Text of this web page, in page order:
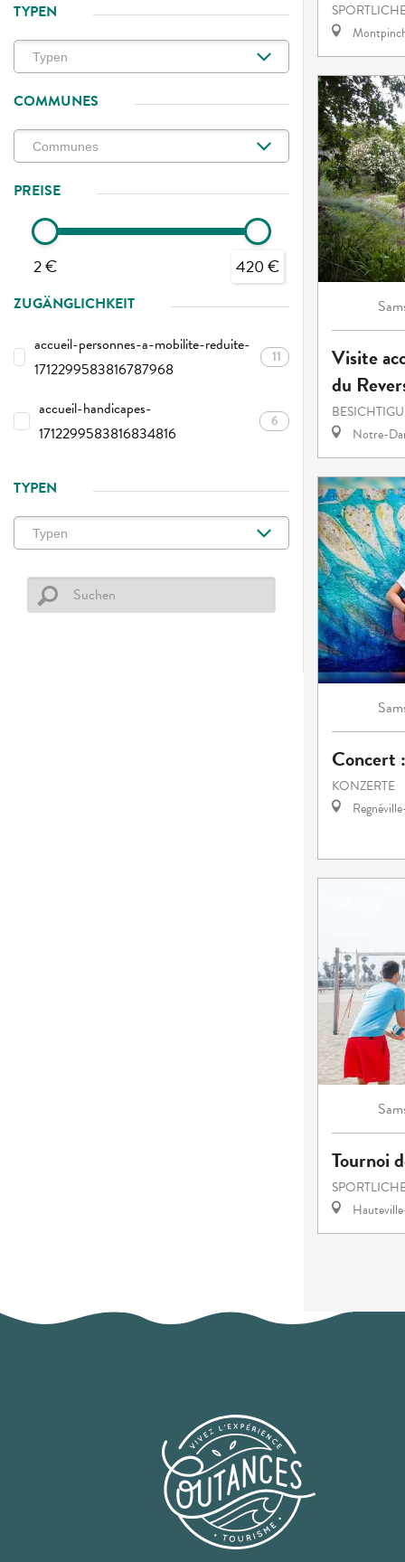
TYPEN
COMMUNES
PREISE
2 € 420 €
ZUGÄNGLICHKEIT
accueil-personnes-a-mobilite-reduite-
1712299583816787968
11
accueil-handicapes-
1712299583816834816
6
TYPEN
Visite
du
Notre-
Concert
KONZERTE
Tournoi